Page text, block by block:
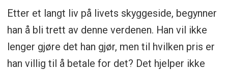
Medvirkende:
Liam Neeson, Kerry
Condon, Jack Gleeson, Colm Meaney,
Ciarán Hinds, Desmond Eastwood, Sarah
Greene, Niamh Cusack
Etter et langt liv på livets skyggeside, begynner
han å bli trett av denne verdenen. Han vil ikke
lenger gjøre det han gjør, men til hvilken pris er
han villig til å betale for det? Det hjelper ikke